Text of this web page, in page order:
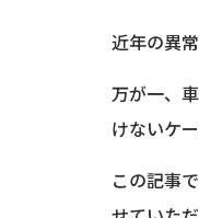
近年の異
万が一、
けないケ
この記事